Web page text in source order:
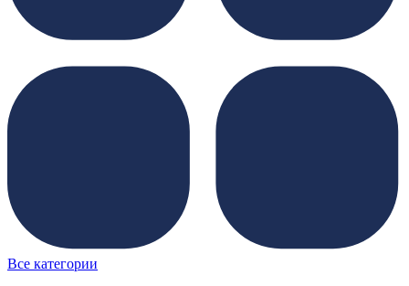
Все категории